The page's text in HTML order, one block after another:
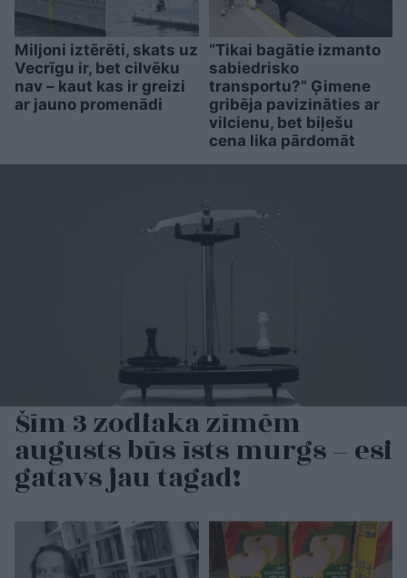
Miljoni iztērēti, skats uz
Vecrīgu ir, bet cilvēku
nav – kaut kas ir greizi
ar jauno promenādi
“Tikai bagātie izmanto
sabiedrisko
transportu?” Ģimene
gribēja pavizināties ar
vilcienu, bet biļešu
cena lika pārdomāt
Šīm 3 zodiaka zīmēm
augusts būs īsts murgs – esi
gatavs jau tagad!